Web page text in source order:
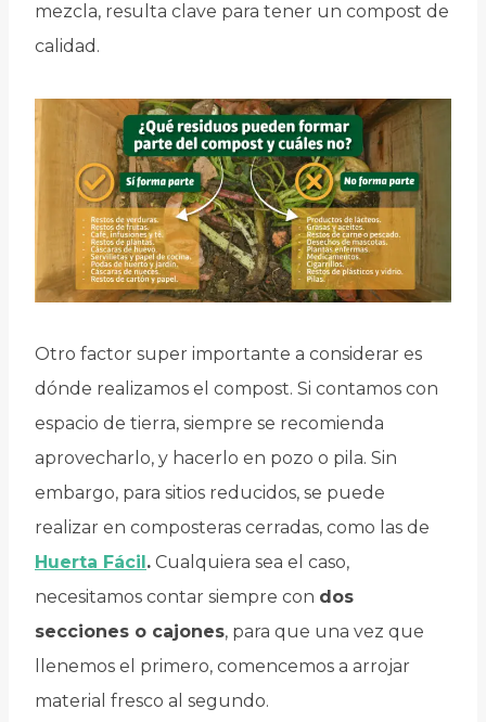
mezcla, resulta clave para tener un compost de
calidad.
Otro factor super importante a considerar es
dónde realizamos el compost. Si contamos con
espacio de tierra, siempre se recomienda
aprovecharlo, y hacerlo en pozo o pila. Sin
embargo, para sitios reducidos, se puede
realizar en composteras cerradas, como las de
Huerta Fácil. Cualquiera sea el caso,
necesitamos contar siempre con dos
secciones o cajones, para que una vez que
llenemos el primero, comencemos a arrojar
material fresco al segundo.